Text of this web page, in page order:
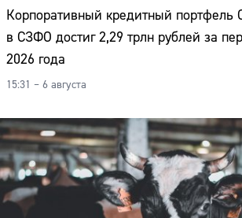
Корпоративный кредитный портфель
в СЗФО достиг 2,29 трлн рублей за
2026 года
15:31 – 6 августа